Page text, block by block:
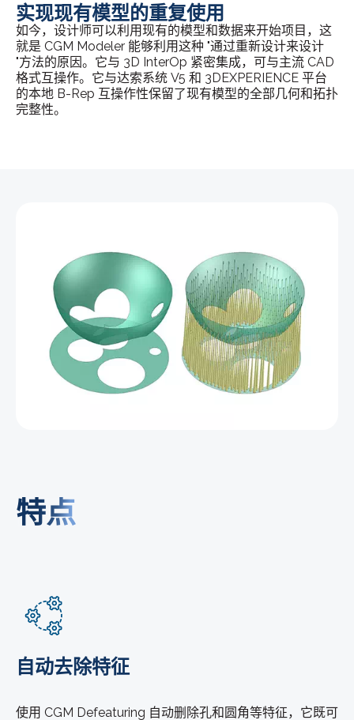
实现现有模型的重复使用
如今，设计师可以利用现有的模型和数据来开始项目，这
就是 CGM Modeler 能够利用这种 "通过重新设计来设计
"方法的原因。它与 3D InterOp 紧密集成，可与主流 CAD
格式互操作。它与达索系统 V5 和 3DEXPERIENCE 平台
的本地 B-Rep 互操作性保留了现有模型的全部几何和拓扑
完整性。
特点
自动去除特征
使用 CGM Defeaturing 自动删除孔和圆角等特征，它既可